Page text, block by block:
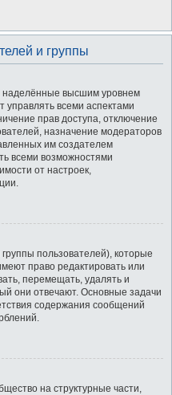
и группы
наделённые высшим уровнем
управлять всеми аспектами
прав доступа, отключение
назначение модераторов
им создателем
всеми возможностями
от настроек,
пользователей), которые
право редактировать или
перемещать, удалять и
они отвечают. Основные задачи
содержания сообщений
на структурные части,